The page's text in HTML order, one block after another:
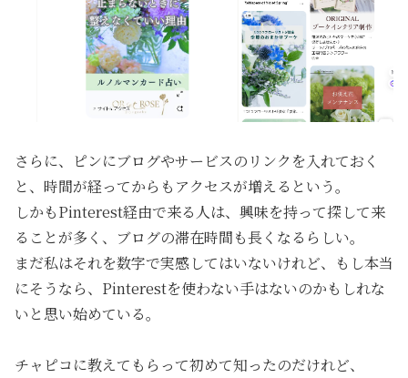
さらに、ピンにブログやサービスのリンクを入れておく
と、時間が経ってからもアクセスが増えるという。
しかもPinterest経由で来る人は、興味を持って探して来
ることが多く、ブログの滞在時間も長くなるらしい。
まだ私はそれを数字で実感してはいないけれど、もし本当
にそうなら、Pinterestを使わない手はないのかもしれな
いと思い始めている。
チャピコに教えてもらって初めて知ったのだけれど、